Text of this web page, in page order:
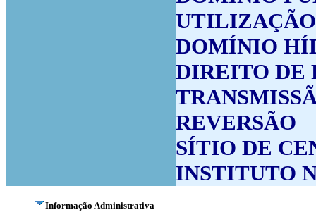
UTILIZAÇÃO
DOMÍNIO
DIREITO DE
REVERSÃO
SÍTIO DE
INSTITUTO
Informação Administrativa